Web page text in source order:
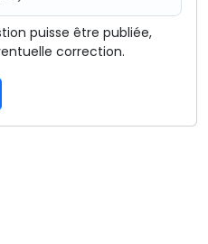
puisse être publiée,
correction.